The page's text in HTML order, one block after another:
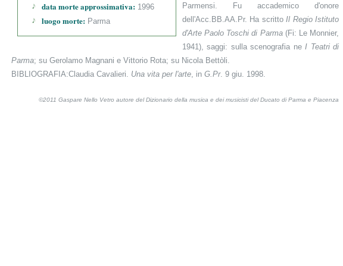
data morte approssimativa: 1996
luogo morte: Parma
Parmensi. Fu accademico d'onore
dell'Acc.BB.AA.Pr. Ha scrittoIl Regio Istituto
d'Arte Paolo Toschi di Parma(Fi: Le Monnier,
1941), saggi: sulla scenografia neI Teatri di
Parma; su Gerolamo Magnani e Vittorio Rota; su Nicola Bettòli.
BIBLIOGRAFIA:Claudia Cavalieri. Una vita per l'arte, in G.Pr. 9 giu. 1998.
©2011 Gaspare Nello Vetro autore del Dizionario della musica e dei musicisti del Ducato di Parma e Piacenza